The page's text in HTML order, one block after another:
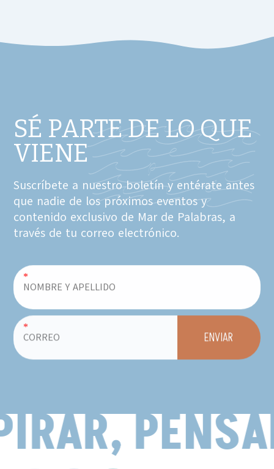
SÉ PARTE DE LO QUE
VIENE
Suscríbete a nuestro boletín y entérate antes
que nadie de los próximos eventos y
contenido exclusivo de Mar de Palabras, a
través de tu correo electrónico.
*
*
ENVIAR